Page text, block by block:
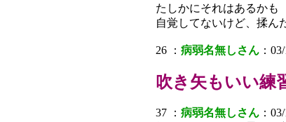
たしかにそれはあるかも
自覚してないけど、揉ん
26 ： 病弱名無しさん ：
吹き矢もいい練
37 ： 病弱名無しさん ：